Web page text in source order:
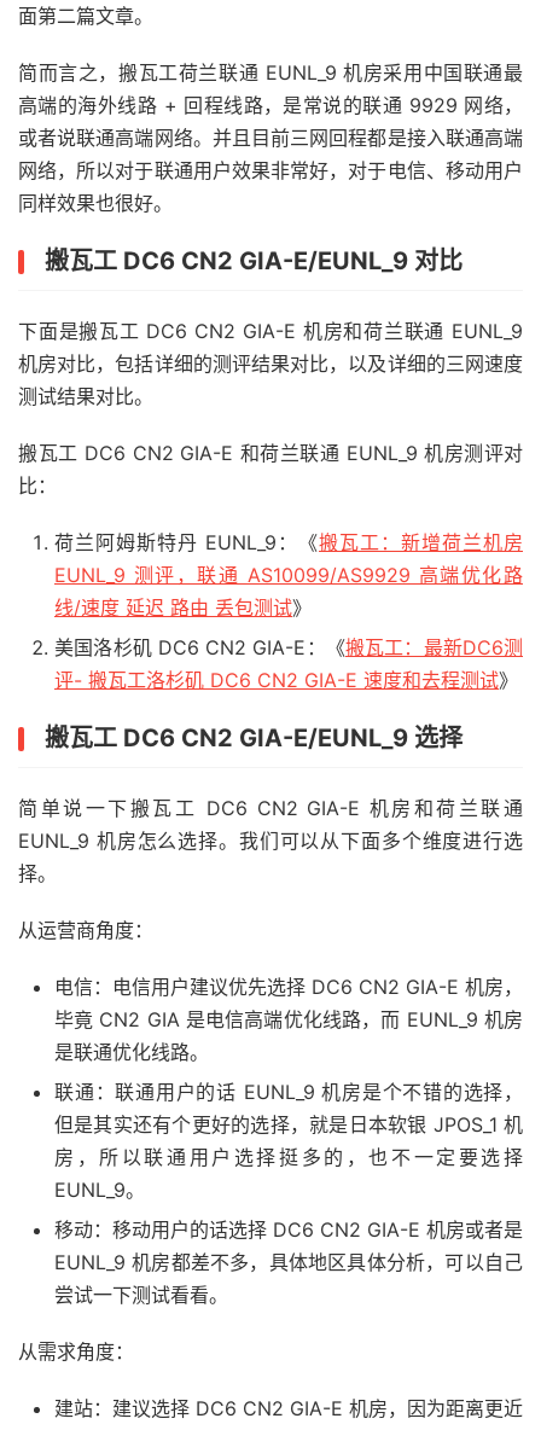
面第二篇文章。
简而言之，搬瓦工荷兰联通 EUNL_9 机房采用中国联通最
高端的海外线路 + 回程线路，是常说的联通 9929 网络，
或者说联通高端网络。并且目前三网回程都是接入联通高端
网络，所以对于联通用户效果非常好，对于电信、移动用户
同样效果也很好。
搬瓦工 DC6 CN2 GIA-E/EUNL_9 对比
下面是搬瓦工 DC6 CN2 GIA-E 机房和荷兰联通 EUNL_9
机房对比，包括详细的测评结果对比，以及详细的三网速度
测试结果对比。
搬瓦工 DC6 CN2 GIA-E 和荷兰联通 EUNL_9 机房测评对
比：
荷兰阿姆斯特丹 EUNL_9：《搬瓦工：新增荷兰机房
EUNL_9 测评，联通 AS10099/AS9929 高端优化路
线/速度 延迟 路由 丢包测试》
美国洛杉矶 DC6 CN2 GIA-E：《搬瓦工：最新DC6测
评- 搬瓦工洛杉矶 DC6 CN2 GIA-E 速度和去程测试》
搬瓦工 DC6 CN2 GIA-E/EUNL_9 选择
简单说一下搬瓦工 DC6 CN2 GIA-E 机房和荷兰联通
EUNL_9 机房怎么选择。我们可以从下面多个维度进行选
择。
从运营商角度：
电信：电信用户建议优先选择 DC6 CN2 GIA-E 机房，
毕竟 CN2 GIA 是电信高端优化线路，而 EUNL_9 机房
是联通优化线路。
联通：联通用户的话 EUNL_9 机房是个不错的选择，
但是其实还有个更好的选择，就是日本软银 JPOS_1 机
房，所以联通用户选择挺多的，也不一定要选择
EUNL_9。
移动：移动用户的话选择 DC6 CN2 GIA-E 机房或者是
EUNL_9 机房都差不多，具体地区具体分析，可以自己
尝试一下测试看看。
从需求角度：
建站：建议选择 DC6 CN2 GIA-E 机房，因为距离更近